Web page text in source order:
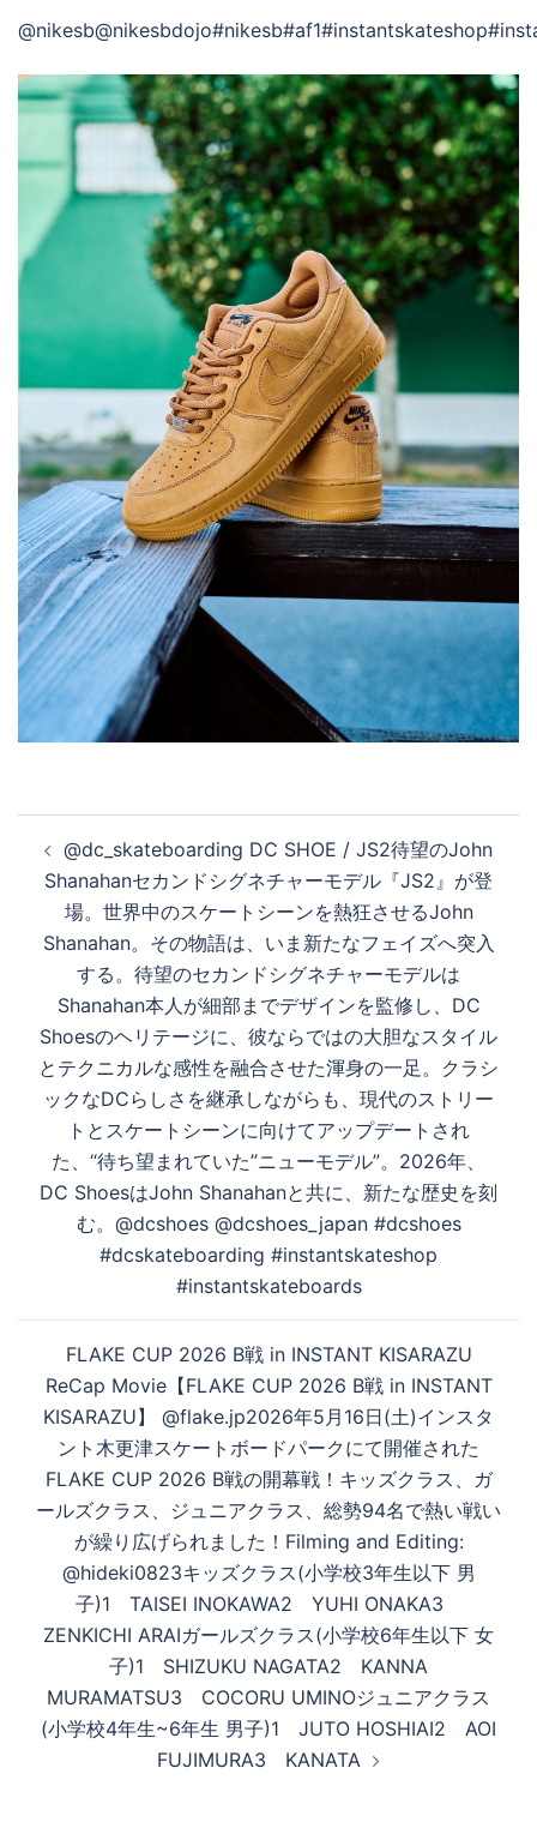
稿
ナ
ビ
シ
ョ
ン
@dc_skateboarding DC SHOE / JS2待望のJohn
Shanahanセカンドシグネチャーモデル『JS2』が登
場。世界中のスケートシーンを熱狂させるJohn
Shanahan。その物語は、いま新たなフェイズへ突入
する。待望のセカンドシグネチャーモデルは
Shanahan本人が細部までデザインを監修し、DC
Shoesのヘリテージに、彼ならではの大胆なスタイル
とテクニカルな感性を融合させた渾身の一足。クラシ
ックなDCらしさを継承しながらも、現代のストリー
トとスケートシーンに向けてアップデートされ
た、“待ち望まれていた”ニューモデル”。2026年、
DC ShoesはJohn Shanahanと共に、新たな歴史を刻
む。@dcshoes @dcshoes_japan #dcshoes
#dcskateboarding #instantskateshop
#instantskateboards
FLAKE CUP 2026 B戦 in INSTANT KISARAZU
ReCap Movie【FLAKE CUP 2026 B戦 in INSTANT
KISARAZU】 @flake.jp2026年5月16日(土)インスタ
ント木更津スケートボードパークにて開催された
FLAKE CUP 2026 B戦の開幕戦！キッズクラス、ガ
ールズクラス、ジュニアクラス、総勢94名で熱い戦い
が繰り広げられました！Filming and Editing:
@hideki0823キッズクラス(小学校3年生以下 男
子)1 TAISEI INOKAWA2 YUHI ONAKA3
ZENKICHI ARAIガールズクラス(小学校6年生以下 女
子)1 SHIZUKU NAGATA2 KANNA
MURAMATSU3 COCORU UMINOジュニアクラス
(小学校4年生~6年生 男子)1 JUTO HOSHIAI2 AOI
FUJIMURA3 KANATA